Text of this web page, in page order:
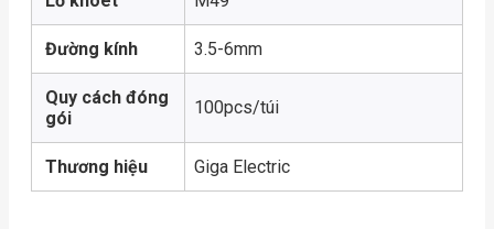
Đường kính 3.5-6mm
Quy cách đóng
gói
100pcs/túi
Thương hiệu Giga Electric